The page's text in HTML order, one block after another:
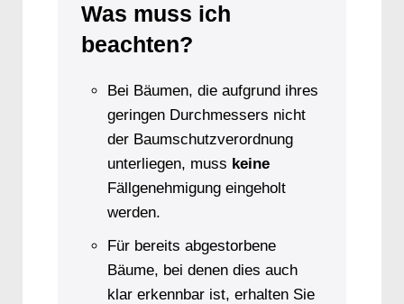
Was muss ich
beachten?
Bei Bäumen, die aufgrund ihres
geringen Durchmessers nicht
der Baumschutzverordnung
unterliegen, muss keine
Fällgenehmigung eingeholt
werden.
Für bereits abgestorbene
Bäume, bei denen dies auch
klar erkennbar ist, erhalten Sie